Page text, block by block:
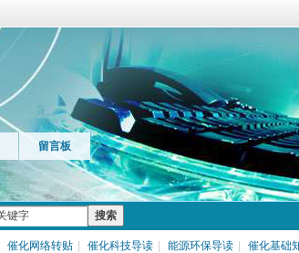
留言板
搜索
催化网络转贴 催化科技导读 能源环保导读
催化基础